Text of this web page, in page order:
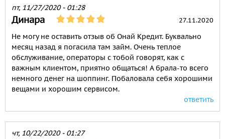
пт, 11/27/2020 - 01:28
Динара 27.11.2020
Не могу не оставить отзыв об Онай Кредит. Буквально
месяц назад я погасила там займ. Очень теплое
обслуживание, операторы с тобой говорят, как с
важным клиентом, приятно общаться! А брала-то всего
немного денег на шоппинг. Побаловала себя хорошими
вещами и хорошим сервисом.
ответить
чт, 10/22/2020 - 01:27